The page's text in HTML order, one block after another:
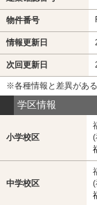
物件番号
情報更新日
次回更新日
※各種情報と差異があ
学区情報
小学校区
(
中学校区
(